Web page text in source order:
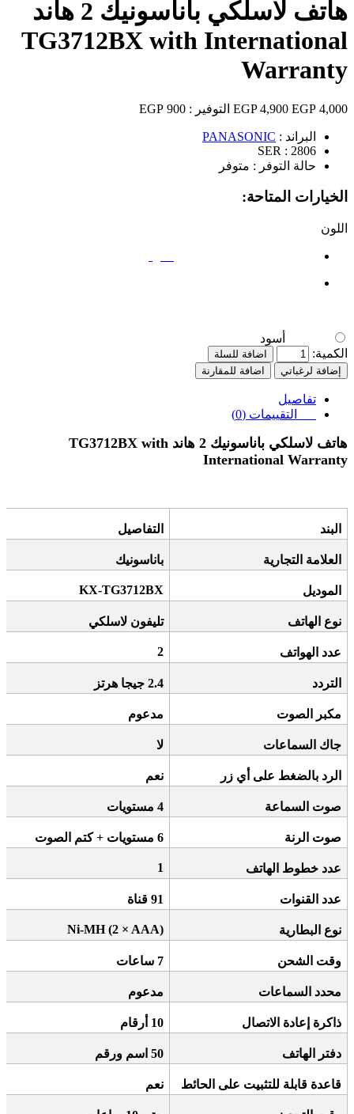
هاتف لاسلكي باناسونيك 2 هاند
TG3712BX with International
Warranty
4,000 EGP
4,900 EGP التوفير : 900 EGP
البراند : PANASONIC
SER : 2806
حالة التوفر : متوفر
الخيارات المتاحة:
اللون
أسود
الكمية:
اضافة للسلة
إضافة لرغباتي
اضافة للمقارنة
تفاصيل
التقييمات (0)
هاتف لاسلكي باناسونيك 2 هاند
TG3712BX with
International Warranty
البند التفاصيل
العلامة التجارية باناسونيك
الموديل KX-TG3712BX
نوع الهاتف تليفون لاسلكي
عدد الهواتف 2
التردد 2.4 جيجا هرتز
مكبر الصوت مدعوم
جاك السماعات لا
الرد بالضغط على أي زر نعم
صوت السماعة 4 مستويات
صوت الرنة 6 مستويات + كتم الصوت
عدد خطوط الهاتف 1
عدد القنوات 91 قناة
نوع البطارية Ni-MH (2 × AAA)
وقت الشحن 7 ساعات
محدد السماعات مدعوم
ذاكرة إعادة الاتصال 10 أرقام
دفتر الهاتف 50 اسم ورقم
قاعدة قابلة للتثبيت على الحائط نعم